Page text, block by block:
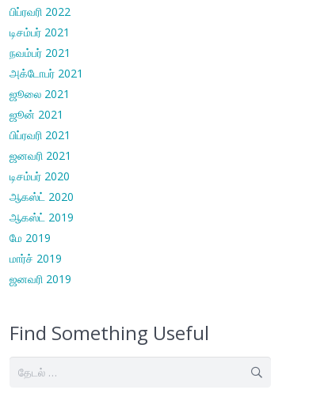
பிப்ரவரி 2022
டிசம்பர் 2021
நவம்பர் 2021
அக்டோபர் 2021
ஜூலை 2021
ஜூன் 2021
பிப்ரவரி 2021
ஜனவரி 2021
டிசம்பர் 2020
ஆகஸ்ட் 2020
ஆகஸ்ட் 2019
மே 2019
மார்ச் 2019
ஜனவரி 2019
Find Something Useful
இதற்காகத்